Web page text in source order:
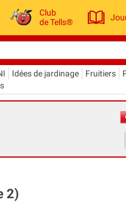
Club
de Tells®
Idées de jardinage Fruitiers
2)